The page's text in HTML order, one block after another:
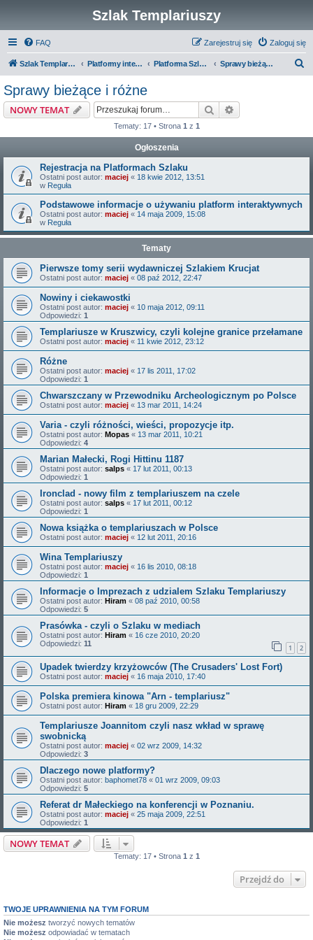
Szlak Templariuszy
FAQ Zaloguj się
Zarejestruj się
Szlak Templariuszy Platformy interaktywne Szlaku Templariuszy Platforma Szlak Templariuszy Sprawy bieżące i różne
Sprawy bieżące i różne
NOWY TEMAT Szukaj
Tematy: 17 • Strona 1 z 1
Ogłoszenia
Rejestracja na Platformach Szlaku
Ostatni post autor: maciej « 18 kwie 2012, 13:51
w Reguła
Podstawowe informacje o używaniu platform interaktywnych
Ostatni post autor: maciej « 14 maja 2009, 15:08
w Reguła
Tematy
Pierwsze tomy serii wydawniczej Szlakiem Krucjat
Ostatni post autor: maciej « 08 paź 2012, 22:47
Nowiny i ciekawostki
Ostatni post autor: maciej « 10 maja 2012, 09:11
Odpowiedzi: 1
Templariusze w Kruszwicy, czyli kolejne granice przełamane
Ostatni post autor: maciej « 11 kwie 2012, 23:12
Różne
Ostatni post autor: maciej « 17 lis 2011, 17:02
Odpowiedzi: 1
Chwarszczany w Przewodniku Archeologicznym po Polsce
Ostatni post autor: maciej « 13 mar 2011, 14:24
Varia - czyli różności, wieści, propozycje itp.
Ostatni post autor: Mopas « 13 mar 2011, 10:21
Odpowiedzi: 4
Marian Małecki, Rogi Hittinu 1187
Ostatni post autor: salps « 17 lut 2011, 00:13
Odpowiedzi: 1
Ironclad - nowy film z templariuszem na czele
Ostatni post autor: salps « 17 lut 2011, 00:12
Odpowiedzi: 1
Nowa książka o templariuszach w Polsce
Ostatni post autor: maciej « 12 lut 2011, 20:16
Wina Templariuszy
Ostatni post autor: maciej « 16 lis 2010, 08:18
Odpowiedzi: 1
Informacje o Imprezach z udzialem Szlaku Templariuszy
Ostatni post autor: Hiram « 08 paź 2010, 00:58
Odpowiedzi: 5
Prasówka - czyli o Szlaku w mediach
Ostatni post autor: Hiram « 16 cze 2010, 20:20
Odpowiedzi: 11 1 2
Upadek twierdzy krzyżowców (The Crusaders' Lost Fort)
Ostatni post autor: maciej « 16 maja 2010, 17:40
Polska premiera kinowa "Arn - templariusz"
Ostatni post autor: Hiram « 18 gru 2009, 22:29
Templariusze Joannitom czyli nasz wkład w sprawę
swobnicką
Ostatni post autor: maciej « 02 wrz 2009, 14:32
Odpowiedzi: 3
Dlaczego nowe platformy?
Ostatni post autor: baphomet78 « 01 wrz 2009, 09:03
Odpowiedzi: 5
Referat dr Małeckiego na konferencji w Poznaniu.
Ostatni post autor: maciej « 25 maja 2009, 22:51
Odpowiedzi: 1
NOWY TEMAT
Tematy: 17 • Strona 1 z 1
Przejdź do
TWOJE UPRAWNIENIA NA TYM FORUM
Nie możesz tworzyć nowych tematów
Nie możesz odpowiadać w tematach